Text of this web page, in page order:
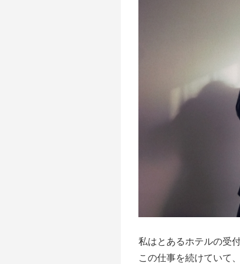
私はとあるホテルの受
この仕事を続けていて